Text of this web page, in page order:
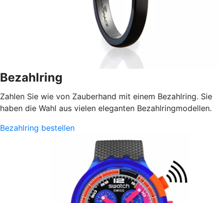
Bezahlring
Zahlen Sie wie von Zauberhand mit einem Bezahlring. Sie
haben die Wahl aus vielen eleganten Bezahlringmodellen.
Bezahlring bestellen